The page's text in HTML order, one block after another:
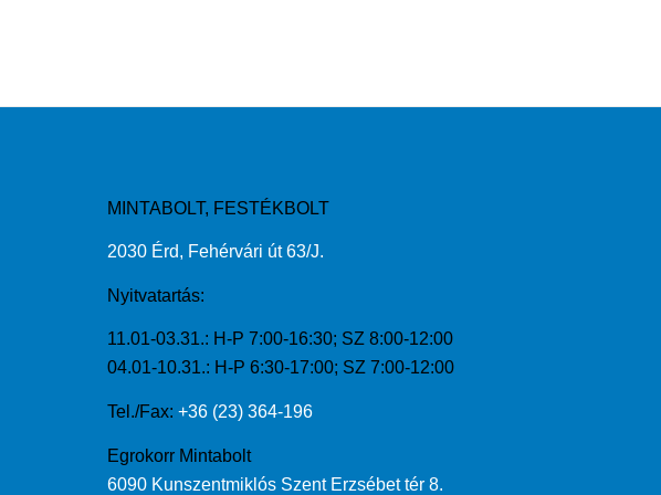
MINTABOLT, FESTÉKBOLT
2030 Érd, Fehérvári út 63/J.
Nyitvatartás:
11.01-03.31.: H-P 7:00-16:30; SZ 8:00-12:00
04.01-10.31.: H-P 6:30-17:00; SZ 7:00-12:00
Tel./Fax: +36 (23) 364-196
Egrokorr Mintabolt
6090 Kunszentmiklós Szent Erzsébet tér 8.